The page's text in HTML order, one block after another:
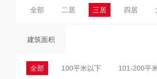
全部 二居 三居 四居
建筑面积
全部 100平米以下 101-200平